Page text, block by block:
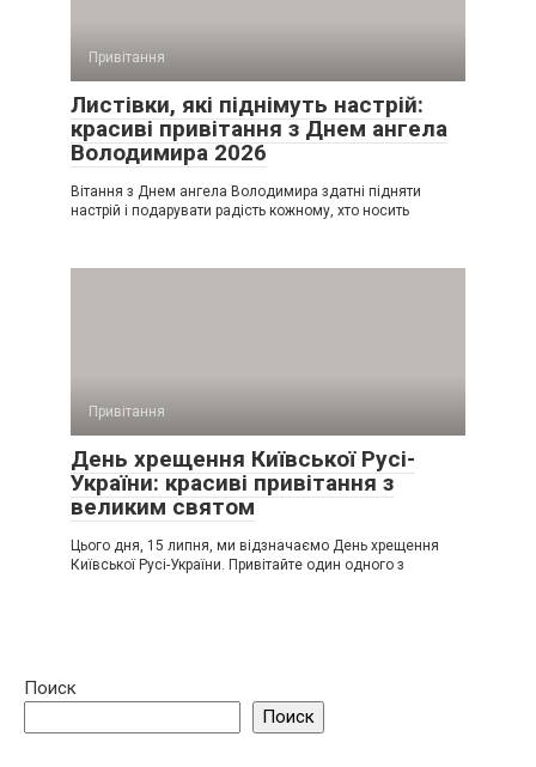
Привітання
Листівки, які піднімуть настрій:
красиві привітання з Днем ангела
Володимира 2026
Вітання з Днем ангела Володимира здатні підняти
настрій і подарувати радість кожному, хто носить
Привітання
День хрещення Київської Русі-
України: красиві привітання з
великим святом
Цього дня, 15 липня, ми відзначаємо День хрещення
Київської Русі-України. Привітайте один одного з
Поиск
Поиск